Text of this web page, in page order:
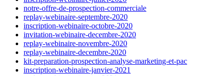
notre-offre-de-prospection-commerciale
replay-webinaire-septembre-2020
inscription-webinaire-octobre-2020
invitation-webinaire-decembre-2020
replay-webinaire-novembre-2020
replay-webinaire-decembre-2020
kit-preparation-prospection-analyse-marketing-et-pac
inscription-webinaire-janvier-2021